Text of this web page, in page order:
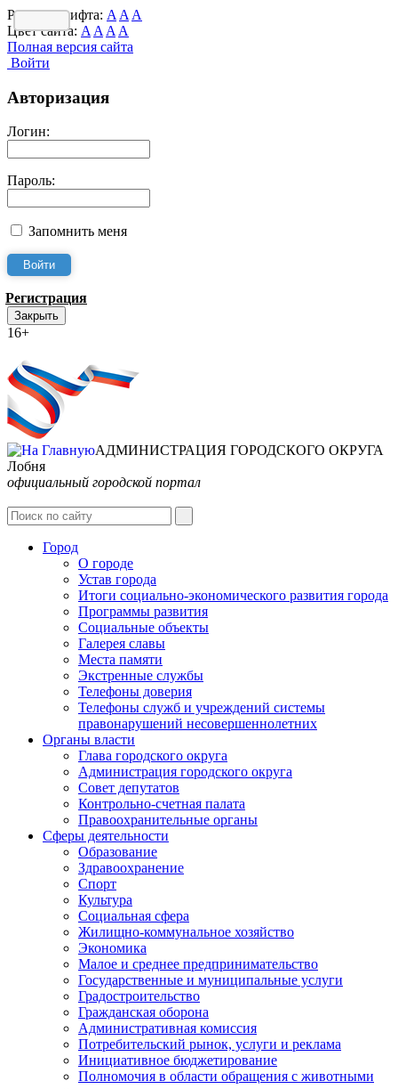
Размер шрифта: A A A
Цвет сайта: A A A A
Полная версия сайта
Войти
Авторизация
Логин:
Пароль:
Запомнить меня
Регистрация
Закрыть
16+
АДМИНИСТРАЦИЯ ГОРОДСКОГО ОКРУГА
Лобня
официальный городской портал
Город
О городе
Устав города
Итоги социально-экономического развития города
Программы развития
Социальные объекты
Галерея славы
Места памяти
Экстренные службы
Телефоны доверия
Телефоны служб и учреждений системы
правонарушений несовершеннолетних
Органы власти
Глава городского округа
Администрация городcкого округа
Совет депутатов
Контрольно-счетная палата
Правоохранительные органы
Сферы деятельности
Образование
Здравоохранение
Спорт
Культура
Социальная сфера
Жилищно-коммунальное хозяйство
Экономика
Малое и среднее предпринимательство
Государственные и муниципальные услуги
Градостроительство
Гражданская оборона
Административная комиссия
Потребительский рынок, услуги и реклама
Инициативное бюджетирование
Полномочия в области обращения с животными